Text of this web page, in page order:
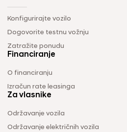
Konfigurirajte vozilo
Dogovorite testnu vožnju
Zatražite ponudu
Financiranje
O financiranju
Izračun rate leasinga
Za vlasnike
Održavanje vozila
Održavanje električnih vozila